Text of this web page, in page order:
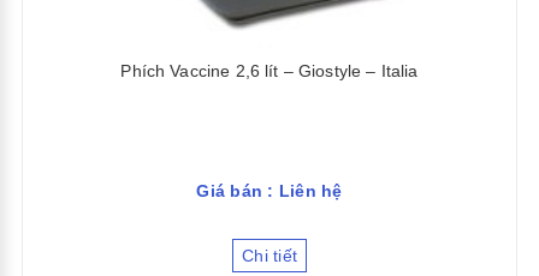
Phích Vaccine 2,6 lít – Giostyle – Italia
Giá bán : Liên hệ
Chi tiết